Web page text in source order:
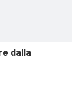
dalla